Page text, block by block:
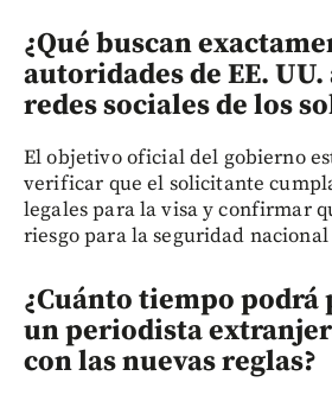
¿Qué buscan
autoridades de EE.
redes sociales de los
El objetivo oficial del gobierno
verificar que el solicitante
legales para la visa y confirmar
riesgo para la seguridad nacional
¿Cuánto tiempo podrá
un periodista
con las nuevas reglas?